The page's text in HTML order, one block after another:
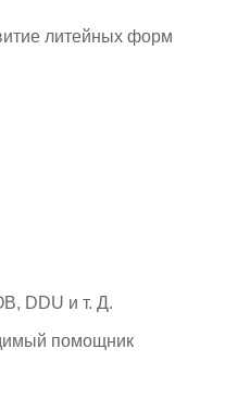
литейных форм
DDU и т. Д.
помощник